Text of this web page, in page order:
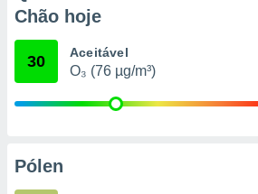
qual se
ou opor-
qualquer
Chão hoje
30 Aceitável
O₃ (76 µg/m³)
Pólen